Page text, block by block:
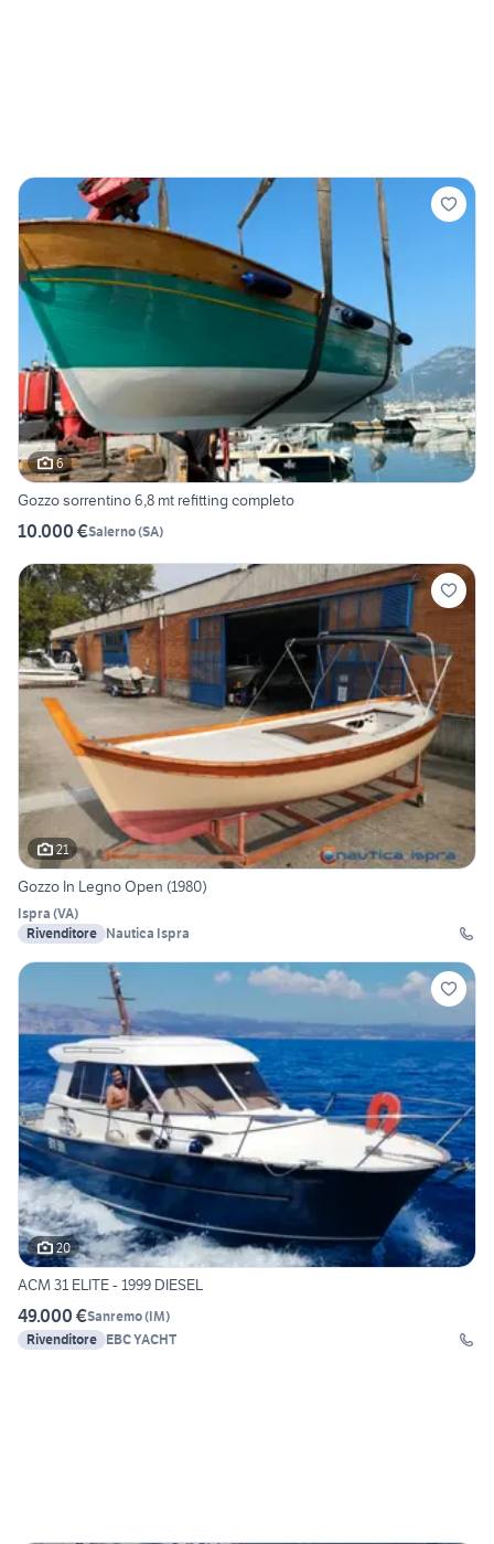
6
Gozzo sorrentino 6,8 mt refitting completo
10.000 €Salerno(SA)
21
Gozzo In Legno Open (1980)
Ispra (VA)
Rivenditore Nautica Ispra
20
ACM 31 ELITE - 1999 DIESEL
49.000 €Sanremo(IM)
Rivenditore EBC YACHT